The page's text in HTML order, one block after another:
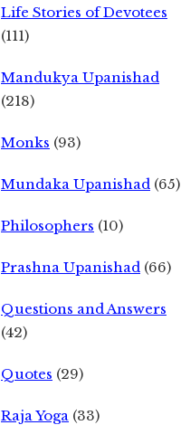
Life Stories of Devotees
(111)
Mandukya Upanishad
(218)
Monks (93)
Mundaka Upanishad (65)
Philosophers (10)
Prashna Upanishad (66)
Questions and Answers
(42)
Quotes (29)
Raja Yoga (33)